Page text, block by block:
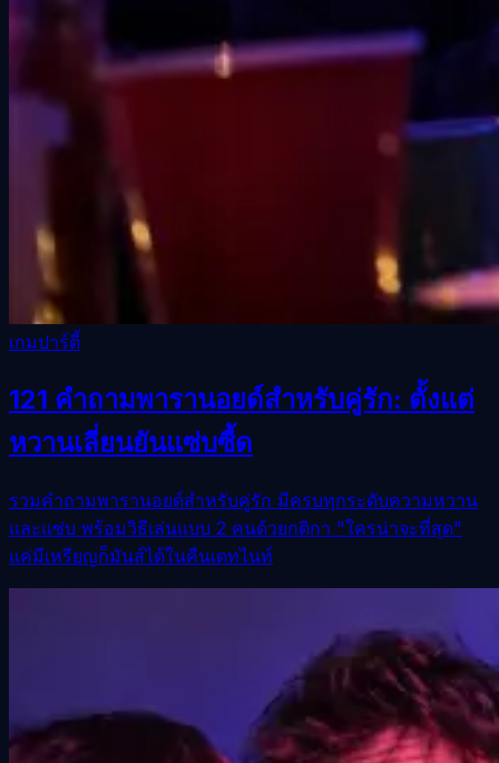
เกมปาร์ตี้
121 คำถามพารานอยด์สำหรับคู่รัก: ตั้งแต่
หวานเลี่ยนยันแซ่บซี้ด
รวมคำถามพารานอยด์สำหรับคู่รัก มีครบทุกระดับความหวาน
และแซ่บ พร้อมวิธีเล่นแบบ 2 คนด้วยกติกา "ใครน่าจะที่สุด"
แค่มีเหรียญก็มันส์ได้ในคืนเดทไนท์